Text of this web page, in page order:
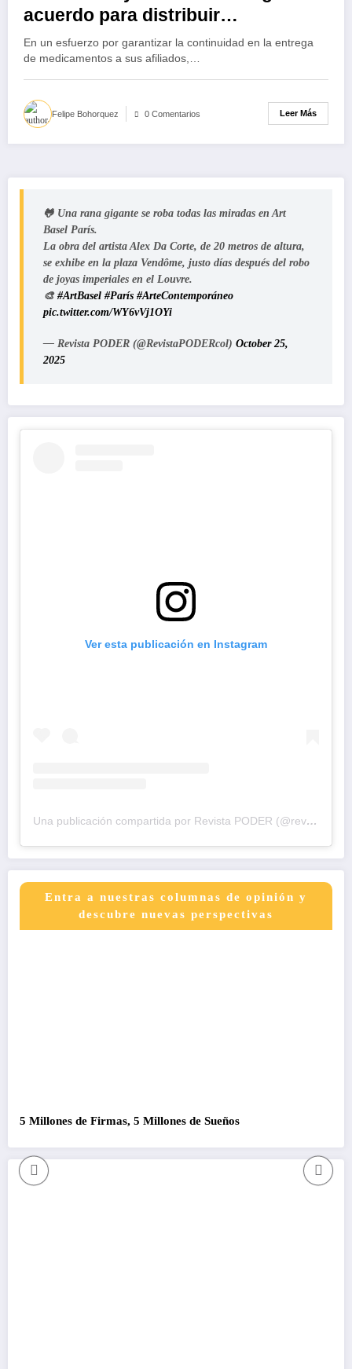
acuerdo para distribuir
medicamentos
En un esfuerzo por garantizar la continuidad en la entrega
de medicamentos a sus afiliados,…
Felipe Bohorquez 0 Comentarios Leer Más
🐸 Una rana gigante se roba todas las miradas en Art
Basel París.
La obra del artista Alex Da Corte, de 20 metros de altura,
se exhibe en la plaza Vendôme, justo días después del robo
de joyas imperiales en el Louvre.
🎨 #ArtBasel #París #ArteContemporáneo
pic.twitter.com/WY6vVj1OYi
— Revista PODER (@RevistaPODERcol) October 25,
2025
Ver esta publicación en Instagram
Una publicación compartida por Revista PODER (@revistapodercol)
Entra a nuestras columnas de opinión y
descubre nuevas perspectivas
5 Millones de Firmas, 5 Millones de Sueños